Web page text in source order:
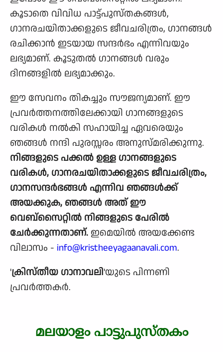
കൂടാതെ വിവിധ പാട്ട്പുസ്തകങ്ങള്‍,
ഗാനരചയിതാക്കളുടെ ജീവചരിത്രം, ഗാനങ്ങള്‍
രചിക്കാന്‍ ഇടയായ സന്ദര്‍ഭം എന്നിവയും
ലഭ്യമാണ്. കൂടുതല്‍ ഗാനങ്ങള്‍ വരും
ദിനങ്ങളില്‍ ലഭ്യമാക്കും.
ഈ സേവനം തികച്ചും സൗജന്യമാണ്. ഈ
പ്രവര്‍ത്തനത്തിലേക്കായി ഗാനങ്ങളുടെ
വരികള്‍ നല്‍കി സഹായിച്ച ഏവരെയും
ഞങ്ങള്‍ നന്ദി പുരസ്സരം അനുസ്മരിക്കുന്നു.
നിങ്ങളുടെ പക്കല്‍ ഉള്ള ഗാനങ്ങളുടെ
വരികള്‍, ഗാനരചയിതാക്കളുടെ ജീവചരിത്രം,
ഗാനസന്ദര്‍ഭങ്ങള്‍ എന്നിവ ഞങ്ങള്‍ക്ക്
അയക്കുക, ഞങ്ങള്‍ അത് ഈ
വെബ്സൈറ്റില്‍ നിങ്ങളുടെ പേരില്‍
ചേര്‍ക്കുന്നതാണ്. ഇമെയിൽ അയക്കേണ്ട
വിലാസം - info@kristheeyagaanavali.com.
'ക്രിസ്തീയ ഗാനാവലി'യുടെ പിന്നണി
പ്രവര്‍ത്തകര്‍.
മലയാളം പാട്ടുപുസ്തകം